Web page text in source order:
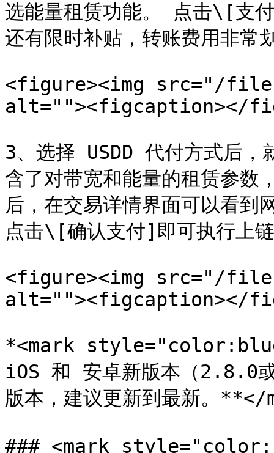
选能量租赁功能。 点击\[支
还有限时补贴，转账费用非常
<figure><img src="/files/
alt=""><figcaption></
3、选择 USDD 代付方式后，
含了对带宽和能量的租赁参
后，在交易详情界面可以看到
点击\[确认支付]即可执行上
<figure><img src="/files/
alt=""><figcaption></
*<mark
iOS 和 安卓新版本（2.8.0或
版本，建议更新到最新。
### <mark